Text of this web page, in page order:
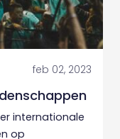
feb 02, 2023
internationale
op